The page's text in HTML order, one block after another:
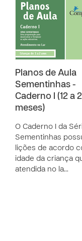
Planos de Aula
Sementinhas -
Caderno I (12 a
meses)
O Caderno I da
Sementinhas
lições de acordo
idade da criança
atendida no la…